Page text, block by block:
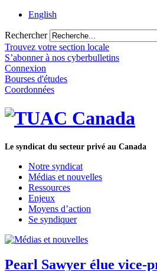
English
Rechercher
Trouvez votre section locale
S’abonner à nos cyberbulletins
Connexion
Bourses d'études
Coordonnées
Le syndicat du secteur privé au Canada
Notre syndicat
Médias et nouvelles
Ressources
Enjeux
Moyens d’action
Se syndiquer
Pearl Sawyer élue vice-